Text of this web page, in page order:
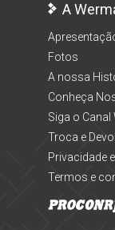
A
Fotos
A nossa
Conheça
Siga o Canal
Troca e
Privacidade
Termos e